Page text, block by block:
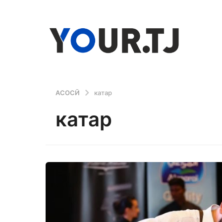
АСОСӢ катар
катар